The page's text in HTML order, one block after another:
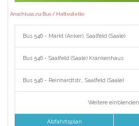
Anschluss zu Bus / Haltestelle:
Bus 546 - Markt (Anker), Saalfeld (Saale)
Bus 546 - Saalfeld (Saale) Krankenhaus
Bus 546 - Reinhardtstr., Saalfeld (Saale)
Weitere einblenden
Abfahrtsplan